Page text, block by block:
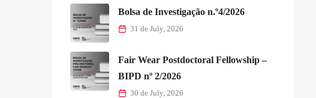
Bolsa de Investigação n.º4/2026
31 de July, 2026
Fair Wear Postdoctoral Fellowship –
BIPD nº 2/2026
30 de July, 2026